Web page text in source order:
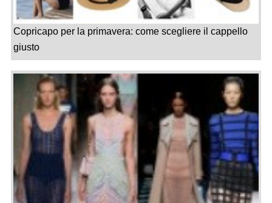
Copricapo per la primavera: come scegliere il cappello
giusto